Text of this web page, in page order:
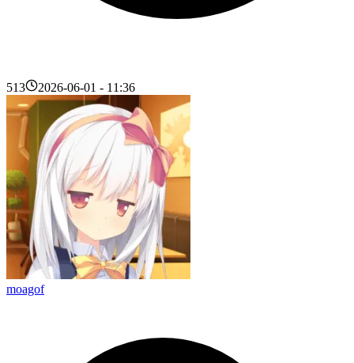
513 2026-06-01 - 11:36
moagof